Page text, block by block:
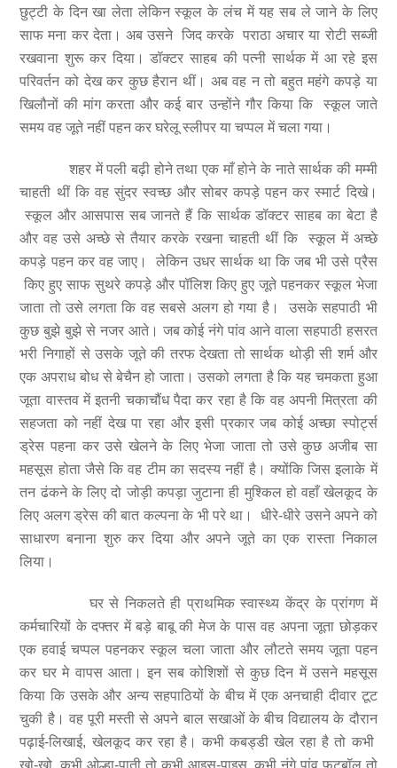
छुट्टी के दिन खा लेता लेकिन स्कूल के लंच में यह सब ले जाने के लिए
साफ मना कर देता। अब उसने जिद करके पराठा अचार या रोटी सब्जी
रखवाना शुरू कर दिया। डॉक्टर साहब की पत्नी सार्थक में आ रहे इस
परिवर्तन को देख कर कुछ हैरान थीं। अब वह न तो बहुत महंगे कपड़े या
खिलौनों की मांग करता और कई बार उन्होंने गौर किया कि स्कूल जाते
समय वह जूते नहीं पहन कर घरेलू स्लीपर या चप्पल में चला गया।
शहर में पली बढ़ी होने तथा एक माँ होने के नाते सार्थक की मम्मी
चाहती थीं कि वह सुंदर स्वच्छ और सोबर कपड़े पहन कर स्मार्ट दिखे।
स्कूल और आसपास सब जानते हैं कि सार्थक डॉक्टर साहब का बेटा है
और वह उसे अच्छे से तैयार करके रखना चाहती थीं कि स्कूल में अच्छे
कपड़े पहन कर वह जाए। लेकिन उधर सार्थक था कि जब भी उसे प्रैस
किए हुए साफ सुथरे कपड़े और पॉलिश किए हुए जूते पहनकर स्कूल भेजा
जाता तो उसे लगता कि वह सबसे अलग हो गया है। उसके सहपाठी भी
कुछ बुझे बुझे से नजर आते। जब कोई नंगे पांव आने वाला सहपाठी हसरत
भरी निगाहों से उसके जूते की तरफ देखता तो सार्थक थोड़ी सी शर्म और
एक अपराध बोध से बेचैन हो जाता। उसको लगता है कि यह चमकता हुआ
जूता वास्तव में इतनी चकाचौंध पैदा कर रहा है कि वह अपनी मित्रता की
सहजता को नहीं देख पा रहा और इसी प्रकार जब कोई अच्छा स्पोर्ट्स
ड्रेस पहना कर उसे खेलने के लिए भेजा जाता तो उसे कुछ अजीब सा
महसूस होता जैसे कि वह टीम का सदस्य नहीं है। क्योंकि जिस इलाके में
तन ढंकने के लिए दो जोड़ी कपड़ा जुटाना ही मुश्किल हो वहाँ खेलकूद के
लिए अलग ड्रेस की बात कल्पना के भी परे था। धीरे-धीरे उसने अपने को
साधारण बनाना शुरु कर दिया और अपने जूते का एक रास्ता निकाल
लिया।
घर से निकलते ही प्राथमिक स्वास्थ्य केंद्र के प्रांगण में
कर्मचारियों के दफ्तर में बड़े बाबू की मेज के पास वह अपना जूता छोड़कर
एक हवाई चप्पल पहनकर स्कूल चला जाता और लौटते समय जूता पहन
कर घर मे वापस आता। इन सब कोशिशों से कुछ दिन में उसने महसूस
किया कि उसके और अन्य सहपाठियों के बीच में एक अनचाही दीवार टूट
चुकी है। वह पूरी मस्ती से अपने बाल सखाओं के बीच विद्यालय के दौरान
पढ़ाई-लिखाई, खेलकूद कर रहा है। कभी कबड्डी खेल रहा है तो कभी
खो-खो, कभी ओल्हा-पाती तो कभी आइस-पाइस, कभी नंगे पांव फुटबॉल तो